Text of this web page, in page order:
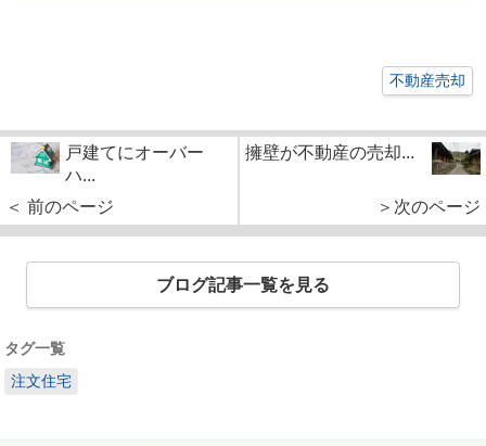
不動産売却
戸建てにオーバー
ハ...
＜ 前のページ
擁壁が不動産の売却...
＞次のページ
ブログ記事一覧を見る
タグ一覧
注文住宅